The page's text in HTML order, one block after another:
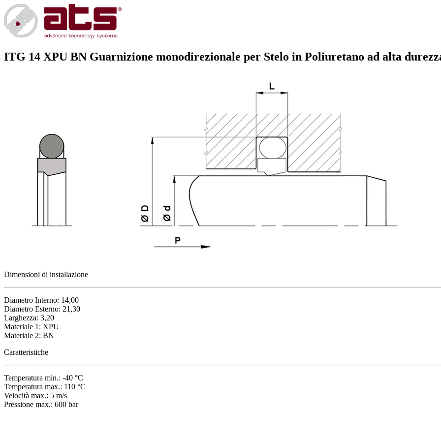
ITG 14 XPU BN Guarnizione monodirezionale per Stelo in Poliuretano ad alta
Dimensioni di installazione
Diametro Interno: 14,00
Diametro Esterno: 21,30
Larghezza: 3,20
Materiale 1: XPU
Materiale 2: BN
Caratteristiche
Temperatura min.: -40 °C
Temperatura max.: 110 °C
Velocità max.: 5 m/s
Pressione max.: 600 bar